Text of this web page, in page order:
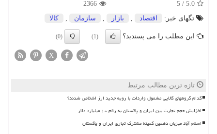
5.0
/
5
2366
تگهای خبر:
اقتصاد بازار سازمان كالا
این مطلب را می پسندید؟ (1)
(0)
X
تازه ترین مطالب مرتبط
کدام گروههای کالایی مشمول واردات با رویه جدید ارز اشخاص شدند؟
افزایش حجم تجارت بین ایران و پاکستان به رقم ۱۰ میلیارد دلار
اسلام آباد میزبان دهمین کمیته مشترک تجاری ایران و پاکستان